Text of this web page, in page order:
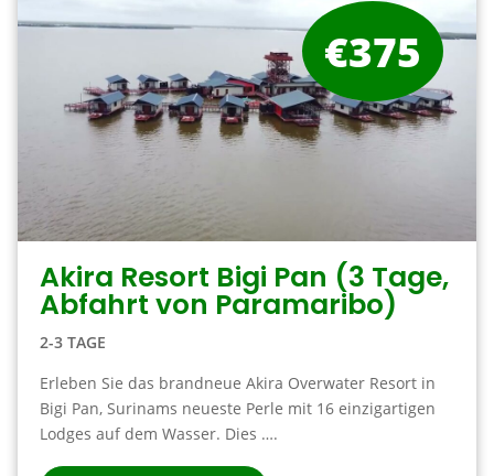
Akira Resort Bigi Pan (3 Tage,
Abfahrt von Paramaribo)
2-3 TAGE
Erleben Sie das brandneue Akira Overwater Resort in
Bigi Pan, Surinams neueste Perle mit 16 einzigartigen
Lodges auf dem Wasser. Dies ….
€375